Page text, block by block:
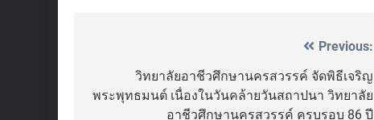
navigation
Previous:
วิทยาลัยอาชีวศึกษานครสวรรค์ จัดพิธีเจริญ
พระพุทธมนต์ เนื่องในวันคล้ายวันสถาปนา วิทยาลัย
อาชีวศึกษานครสวรรค์ ครบรอบ 86 ปี